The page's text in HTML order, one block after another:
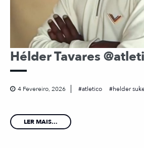
Hélder Tavares
4 Fevereiro, 2026 atletico helder
LER MAIS...